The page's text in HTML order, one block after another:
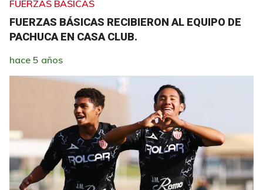
FUERZAS BÁSICAS
FUERZAS BÁSICAS RECIBIERON AL EQUIPO DE
PACHUCA EN CASA CLUB.
hace 5 años